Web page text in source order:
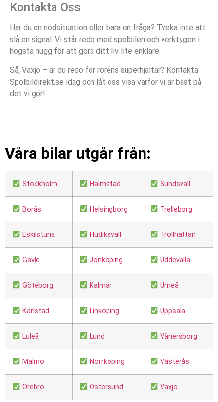
Kontakta Oss
Har du en nödsituation eller bara en fråga? Tveka inte att
slå en signal. Vi står redo med spolbilen och verktygen i
högsta hugg för att göra ditt liv lite enklare.
Så, Växjö – är du redo för rörens superhjältar? Kontakta
Spolbildirekt.se idag och låt oss visa varför vi är bäst på
det vi gör!
Våra bilar utgår från:
Stockholm Halmstad Sundsvall
Borås Helsingborg Trelleborg
Eskilstuna Hudiksvall Trollhättan
Gävle Jönköping Uddevalla
Göteborg Kalmar Umeå
Karlstad Linköping Uppsala
Luleå Lund Vänersborg
Malmö Norrköping Västerås
Örebro Östersund Växjö